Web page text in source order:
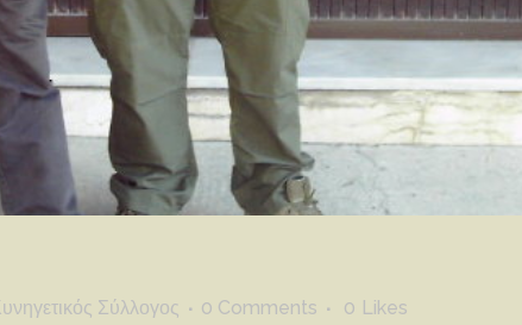
Σύλλογος 0 Comments 0 Likes